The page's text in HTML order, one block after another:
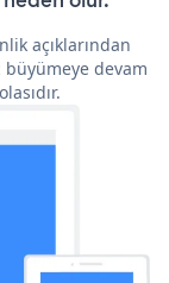
açıklarından
devam